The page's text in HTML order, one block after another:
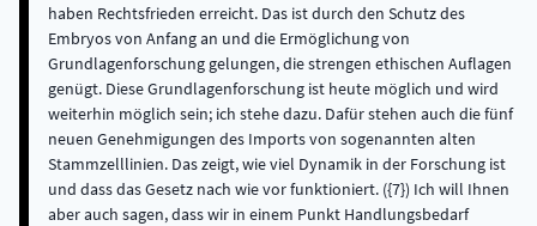
haben Rechtsfrieden erreicht. Das ist durch den Schutz des
Embryos von Anfang an und die Ermöglichung von
Grundlagenforschung gelungen, die strengen ethischen Auflagen
genügt. Diese Grundlagenforschung ist heute möglich und wird
weiterhin möglich sein; ich stehe dazu. Dafür stehen auch die fünf
neuen Genehmigungen des Imports von sogenannten alten
Stammzelllinien. Das zeigt, wie viel Dynamik in der Forschung ist
und dass das Gesetz nach wie vor funktioniert. ({7}) Ich will Ihnen
aber auch sagen, dass wir in einem Punkt Handlungsbedarf